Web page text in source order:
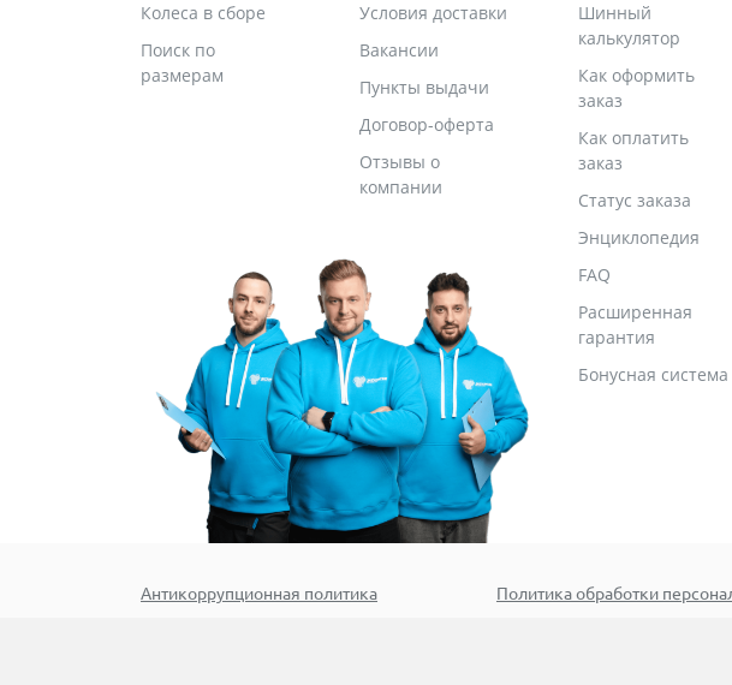
Колеса в сборе
Поиск по
размерам
Условия доставки
Вакансии
Пункты выдачи
Договор-оферта
Отзывы о
компании
Шинный
калькулятор
Как оформить
заказ
Как оплатить
заказ
Статус заказа
Энциклопедия
FAQ
Расширенная
гарантия
Бонусная система
Антикоррупционная политика Политика обработки